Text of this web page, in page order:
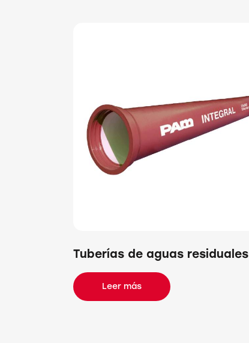
Tuberías de aguas residuales
Leer más